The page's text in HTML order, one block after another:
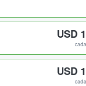
USD
USD